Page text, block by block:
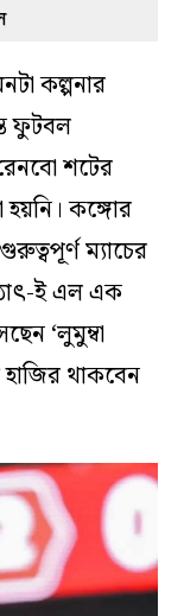
কল্পনার
ফুটবল
শটের
হয়নি। কঙ্গোর
ম্যাচের
ই এল এক
‘লুমুম্বা
হাজির থাকবেন